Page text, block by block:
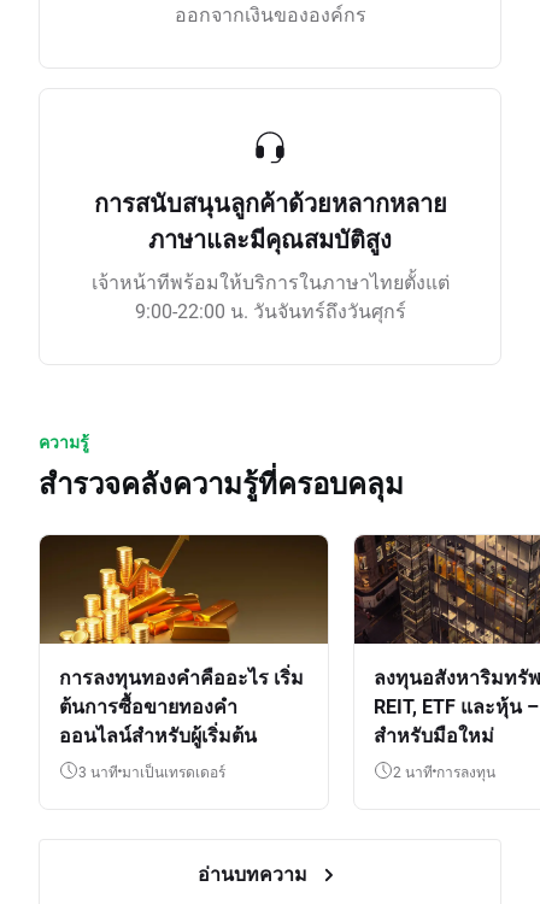
ออกจากเงินขององค์กร
การสนับสนุนลูกค้าด้วยหลากหลาย
ภาษาและมีคุณสมบัติสูง
เจ้าหน้าทีพร้อมให้บริการในภาษาไทยตั้งแต่
9:00-22:00 น. วันจันทร์ถึงวันศุกร์
ความรู้
สำรวจคลังความรู้ที่ครอบคลุม
การลงทุนทองคำคืออะไร เริ่ม
ต้นการซื้อขายทองคำ
ออนไลน์สำหรับผู้เริ่มต้น
3 นาที มาเป็นเทรดเดอร์
ลงทุนอสังหาริมทรั
REIT, ETF และหุ้น
สำหรับมือใหม่
2 นาที การลงทุน
อ่านบทความ